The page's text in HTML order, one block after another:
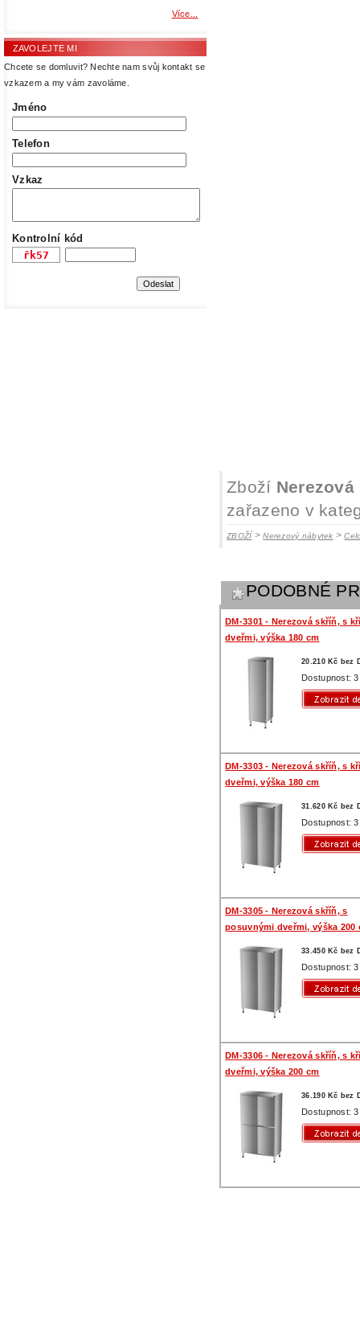
Více...
ZAVOLEJTE MI
Chcete se domluvit? Nechte nam svůj kontakt se
vzkazem a my vám zavoláme.
Jméno
Telefon
Vzkaz
Kontrolní kód
Zboží
zařazeno v
ZBOŽÍ>Nerezový nábytek >
PODOBNÉ
DM-3301 - Nerezová skříň, s
dveřmi, výška 180 cm
20.210 Kč bez
Dostupnost:
DM-3303 - Nerezová skříň, s
dveřmi, výška 180 cm
31.620 Kč bez
Dostupnost:
DM-3305 - Nerezová skříň, s
posuvnými dveřmi, výška 200
33.450 Kč bez
Dostupnost:
DM-3306 - Nerezová skříň, s
dveřmi, výška 200 cm
36.190 Kč bez
Dostupnost: